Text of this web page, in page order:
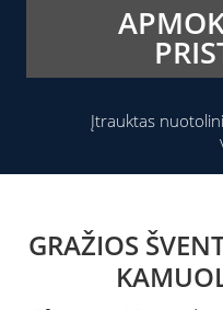
Įtrauktas
GRAŽIOS